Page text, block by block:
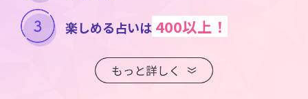
楽しめる占いは400以上！